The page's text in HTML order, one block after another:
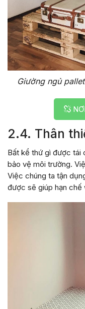
Giường ngủ
2.4. Thân
Bất kể thứ gì được tái
bảo vệ môi trường.
Việc chúng ta tận
được sẽ giúp hạn chế